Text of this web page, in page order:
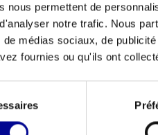
nous permettent de
notre trafic. Nous
de médias sociaux, de
fournies ou qu'ils ont
plus juste. Que vous
fiable pour votre salle de sport,
station à câbles
polyvalence et sa durabilité.
garantit une
stabilité
facilement et souplement